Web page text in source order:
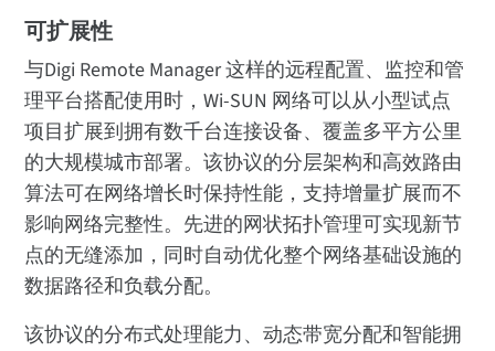
可扩展性
与Digi Remote Manager 这样的远程配置、监控和管
理平台搭配使用时，Wi-SUN 网络可以从小型试点
项目扩展到拥有数千台连接设备、覆盖多平方公里
的大规模城市部署。该协议的分层架构和高效路由
算法可在网络增长时保持性能，支持增量扩展而不
影响网络完整性。先进的网状拓扑管理可实现新节
点的无缝添加，同时自动优化整个网络基础设施的
数据路径和负载分配。
该协议的分布式处理能力、动态带宽分配和智能拥